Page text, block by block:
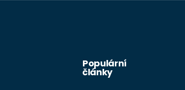
Populární
články